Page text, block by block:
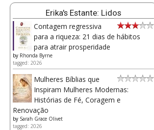
Erika's Estante: Lidos
Contagem regressiva
para a riqueza: 21 dias de hábitos
para atrair prosperidade
by Rhonda Byrne
tagged: 2026
Mulheres Bíblias que
Inspiram Mulheres Modernas:
Histórias de Fé, Coragem e
Renovação
by Sarah Grace Olivet
tagged: 2026